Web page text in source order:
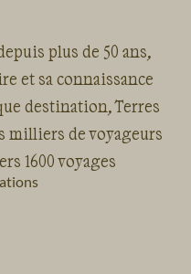
Voyage
Sardaigne
plus de 50 ans,
et sa connaissance
destination, Terres
milliers de voyageurs
1600 voyages